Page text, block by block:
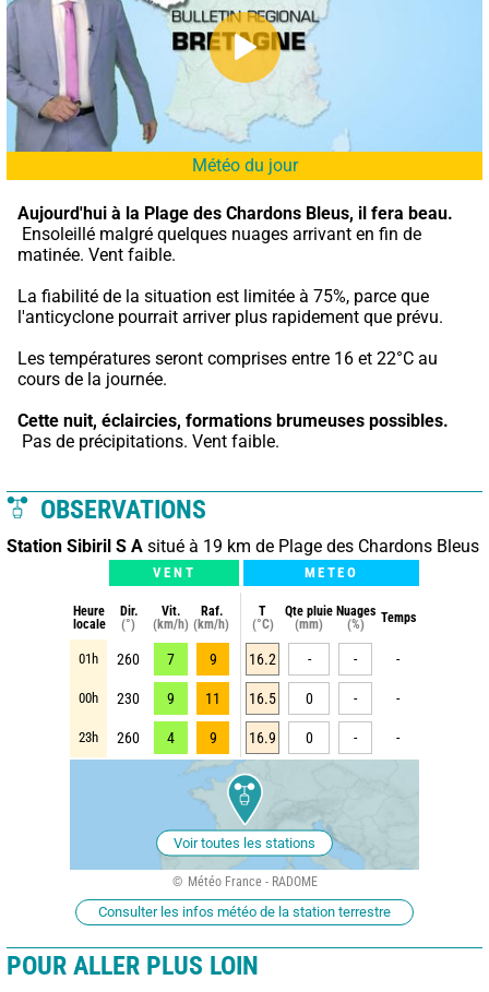
Météo du jour
Aujourd'hui à la Plage des Chardons Bleus, il fera beau.
matinée. Vent faible.
La fiabilité de la situation est limitée à 75%, parce que
l'anticyclone pourrait arriver plus rapidement que prévu.
Les températures seront comprises entre 16 et 22°C au
cours de la journée.
Cette nuit, éclaircies, formations brumeuses possibles.
Pas de précipitations. Vent faible.
OBSERVATIONS
Station Sibiril S A situé à 19 km de Plage des Chardons Bleus
VENT METEO
Heure
locale
Dir.
(°)
Vit.
(km/h)
Raf.
(km/h)
T
(°C)
Qte pluie
(mm)
Nuages
(%)
Temps
01h 260 7 9 16.2 - - -
00h 230 9 11 16.5 0 - -
23h 260 4 9 16.9 0 - -
Voir toutes les stations
Météo France - RADOME
Consulter les infos météo de la station terrestre
POUR ALLER PLUS LOIN